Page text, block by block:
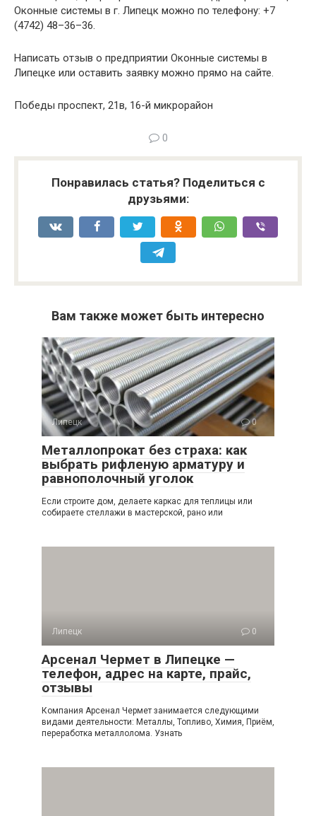
Оконные системы в г. Липецк можно по телефону: +7
(4742) 48–36–36.
Написать отзыв о предприятии Оконные системы в
Липецке или оставить заявку можно прямо на сайте.
Победы проспект, 21в, 16-й микрорайон
0
Понравилась статья? Поделиться с
друзьями:
Вам также может быть интересно
Липецк 0
Металлопрокат без страха: как
выбрать рифленую арматуру и
равнополочный уголок
Если строите дом, делаете каркас для теплицы или
собираете стеллажи в мастерской, рано или
Липецк 0
Арсенал Чермет в Липецке —
телефон, адрес на карте, прайс,
отзывы
Компания Арсенал Чермет занимается следующими
видами деятельности: Металлы, Топливо, Химия, Приём,
переработка металлолома. Узнать